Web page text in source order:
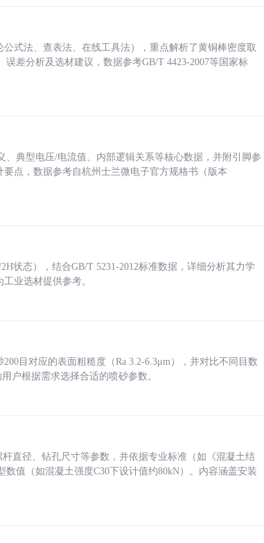
式法、查表法、在线工具法），重点解析了黄铜棒密度取
差分析及选材建议，数据参考GB/T 4423-2007等国家标
典型电压/电流值、内部逻辑关系等核心数据，并附引脚参
点，数据参考自杭州士兰微电子官方规格书（版本
状态），结合GB/T 5231-2012标准数据，详细分析其力学
业选材提供参考。
目对应的表面粗糙度（Ra 3.2-6.3μm），并对比不同目数
户根据需求选择合适的喷砂参数。
直径、钻孔尺寸等参数，并依据专业标准（如《混凝土结
值（如混凝土强度C30下设计值约80kN）。内容涵盖安装